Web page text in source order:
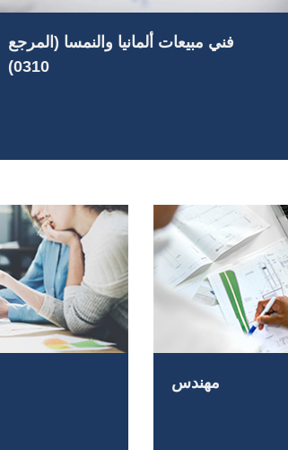
فني مبيعات ألمانيا والنمسا (المرجع
0310)
مهندس